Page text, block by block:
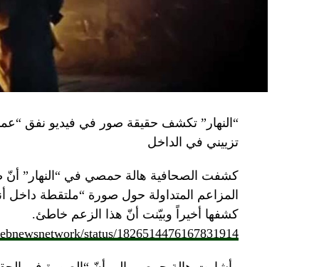
تزييني في الداخل
كشفت الصحافية هالة حمصي في “النهار”
كشفها أخيراً وبيّنت أنّ هذا الزعم خاطئ.
status/1826514476167831914